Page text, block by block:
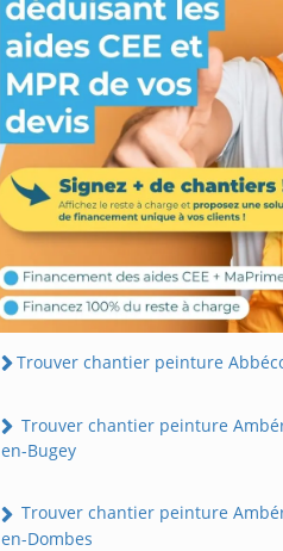
Trouver chantier peinture
Trouver chantier peinture
en-Bugey
Trouver chantier peinture
en-Dombes